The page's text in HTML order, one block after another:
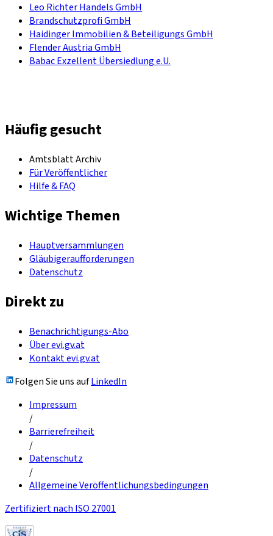
Leo Richter Handels GmbH
Brandschutzprofi GmbH
Haidinger Immobilien & Beteiligungs GmbH
Flender Austria GmbH
Babac Exzellent Übersiedlung e.U.
Häufig gesucht
Amtsblatt Archiv
Für Veröffentlicher
Hilfe & FAQ
Wichtige Themen
Hauptversammlungen
Gläubigeraufforderungen
Datenschutz
Direkt zu
Benachrichtigungs-Abo
Über evi.gv.at
Kontakt evi.gv.at
Folgen Sie uns aufLinkedIn
Impressum
/
Barrierefreiheit
/
Datenschutz
/
Allgemeine Veröffentlichungsbedingungen
Zertifiziert nach ISO 27001